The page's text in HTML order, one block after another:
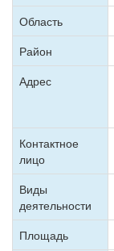
Область
Район
Адрес
Контактное
лицо
Виды
деятельности
Площадь